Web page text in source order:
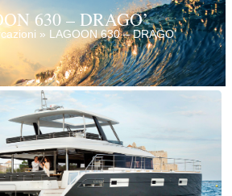
630 – DRAGO’
» LAGOON 630 – DRAGO’